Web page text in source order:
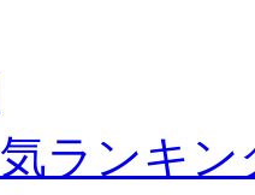
ランキン